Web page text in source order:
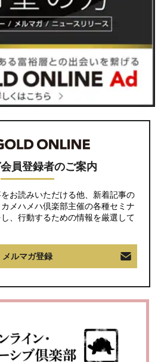
員登録者のご案内
お読みいただける他、新着記事の
メハメハ倶楽部主催の各種セミナ
、行動するための情報を厳選して
メルマガ登録